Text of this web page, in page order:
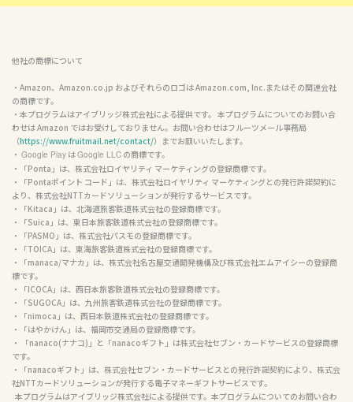
他社の商標について
・Amazon、Amazon.co.jp およびそれらのロゴは Amazon.com, Inc.またはその関連会社
の商標です。
・本プログラムはアイブリッジ株式会社による提供です。 本プログラムについてのお問い合
わせは Amazon ではお受けしておりません。お問い合わせはフルーツメール事務局
（https://www.fruitmail.net/contact/）までお願いいたします。
・ Google Play は Google LLC の商標です。
・「Ponta」は、株式会社ロイヤリティ マーケティングの登録商標です。
・「Pontaポイント コード」は、株式会社ロイヤリティ マーケティングとの発行許諾契約に
より、株式会社NTTカードソリューションが発行するサービスです。
・「Kitaca」は、北海道旅客鉄道株式会社の登録商標です。
・「Suica」は、東日本旅客鉄道株式会社の登録商標です。
・「PASMO」は、株式会社パスモの登録商標です。
・「TOICA」は、東海旅客鉄道株式会社の登録商標です。
・「manaca/マナカ」は、株式会社名古屋交通開発機構及び株式会社エムアイシーの登録商
標です。
・「ICOCA」は、西日本旅客鉄道株式会社の登録商標です。
・「SUGOCA」は、九州旅客鉄道株式会社の登録商標です。
・「nimoca」は、西日本鉄道株式会社の登録商標です。
・「はやかけん」は、福岡市交通局の登録商標です。
・ 「nanaco(ナナコ)」と「nanacoギフト」は株式会社セブン・カードサービスの登録商標
です。
・「nanacoギフト」は、株式会社セブン・カードサービスとの発行許諾契約により、株式会
社NTTカードソリューションが発行する電子マネーギフトサービスです。